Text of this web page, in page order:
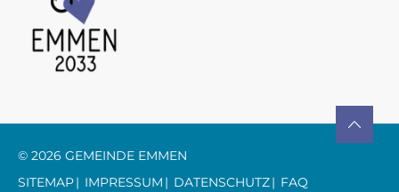
© 2026 GEMEINDE EMMEN
TOOLBAR
SITEMAP IMPRESSUM DATENSCHUTZ FAQ